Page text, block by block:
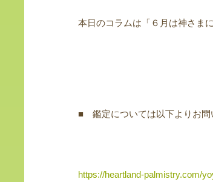
本日のコラムは「６月は神さま
■ 鑑定については以下よりお問
https://heartland-palmistry.com/